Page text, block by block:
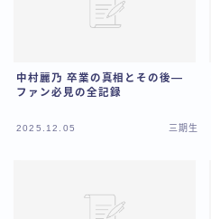
中村麗乃 卒業の真相とその後―
ファン必見の全記録
2025.12.05 三期生